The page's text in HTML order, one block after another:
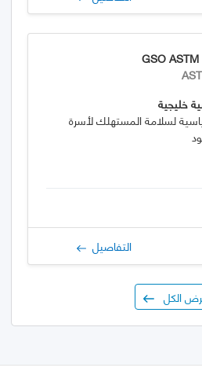
GSO
خليجية
لسلامة المستهلك لأسرة
التفاصيل
الكل